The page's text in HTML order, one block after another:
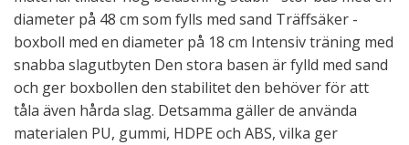
diameter på 48 cm som fylls med sand Träffsäker -
boxboll med en diameter på 18 cm Intensiv träning med
snabba slagutbyten Den stora basen är fylld med sand
och ger boxbollen den stabilitet den behöver för att
tåla även hårda slag. Detsamma gäller de använda
materialen PU, gummi, HDPE och ABS, vilka ger